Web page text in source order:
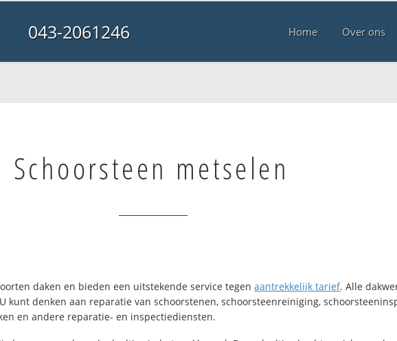
043-2061246 Home Over ons
Schoorsteen metselen
daken en bieden een uitstekende service tegenaantrekkelijk tarief. Alle
kunt denken aan reparatie van schoorstenen, schoorsteenreiniging,
en andere reparatie- en inspectiediensten.